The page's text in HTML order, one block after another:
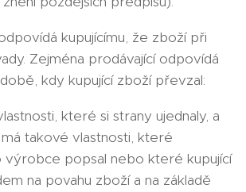
kupujícímu, že zboží při
Zejména prodávající odpovídá
kdy kupující zboží převzal:
které si strany ujednaly, a
má takové vlastnosti, které
výrobce popsal nebo které kupující
na povahu zboží a na základě